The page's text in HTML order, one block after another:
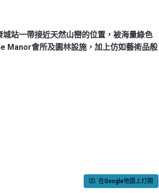
站一帶接近天然山巒的位置，被海量綠色
Manor會所及園林設施，加上仿如藝術品般
在Google地圖上打開